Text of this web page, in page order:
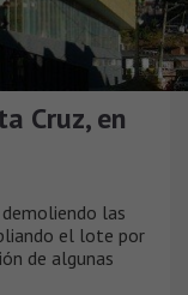
Cruz, en
las
el lote por
de algunas